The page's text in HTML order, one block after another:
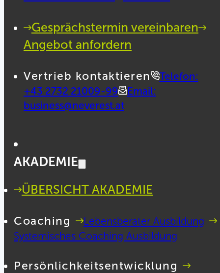
Gesprächstermin vereinbaren
Angebot anfordern
Vertrieb kontaktieren
Telefon:
+43 2732 21009-99
Email:
business@neverest.at
AKADEMIE
ÜBERSICHT AKADEMIE
Coaching
Lebensberater Ausbildung
Systemisches Coaching Ausbildung
Persönlichkeitsentwicklung